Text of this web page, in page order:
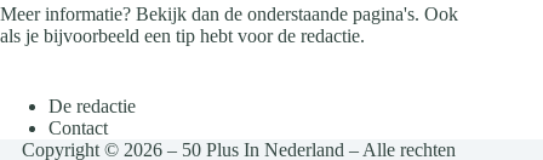
Meer informatie? Bekijk dan de onderstaande pagina's. Ook
als je bijvoorbeeld een tip hebt voor de redactie.
De redactie
Contact
Copyright © 2026 – 50 Plus In Nederland – Alle rechten